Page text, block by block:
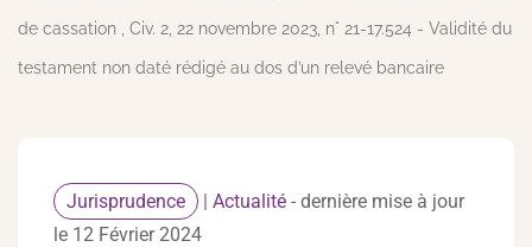
de cassation , Civ. 2, 22 novembre 2023, n° 21-17.524 - Validité du
testament non daté rédigé au dos d’un relevé bancaire
Jurisprudence | Actualité - dernière mise à jour
le 12 Février 2024